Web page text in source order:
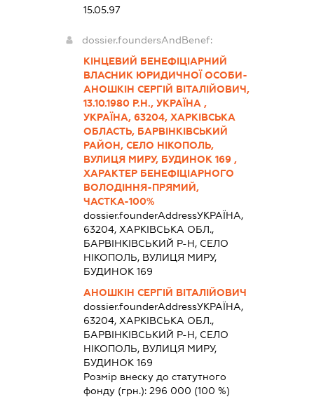
15.05.97
dossier.foundersAndBenef:
КІНЦЕВИЙ БЕНЕФІЦІАРНИЙ
ВЛАСНИК ЮРИДИЧНОЇ ОСОБИ-
АНОШКІН СЕРГІЙ ВІТАЛІЙОВИЧ,
13.10.1980 Р.Н., УКРАЇНА ,
УКРАЇНА, 63204, ХАРКІВСЬКА
ОБЛАСТЬ, БАРВІНКІВСЬКИЙ
РАЙОН, СЕЛО НІКОПОЛЬ,
ВУЛИЦЯ МИРУ, БУДИНОК 169 ,
ХАРАКТЕР БЕНЕФІЦІАРНОГО
ВОЛОДІННЯ-ПРЯМИЙ,
ЧАСТКА-100%
dossier.founderAddressУКРАЇНА,
63204, ХАРКІВСЬКА ОБЛ.,
БАРВІНКІВСЬКИЙ Р-Н, СЕЛО
НІКОПОЛЬ, ВУЛИЦЯ МИРУ,
БУДИНОК 169
АНОШКІН СЕРГІЙ ВІТАЛІЙОВИЧ
dossier.founderAddressУКРАЇНА,
63204, ХАРКІВСЬКА ОБЛ.,
БАРВІНКІВСЬКИЙ Р-Н, СЕЛО
НІКОПОЛЬ, ВУЛИЦЯ МИРУ,
БУДИНОК 169
Розмір внеску до статутного
фонду (грн.): 296 000 (100 %)